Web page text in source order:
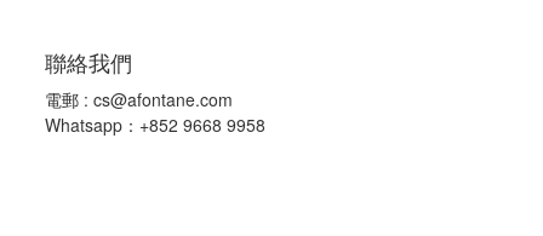
聯絡我們
電郵 : cs@afontane.com
Whatsapp：+852 9668 9958